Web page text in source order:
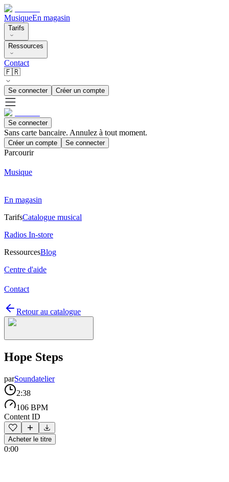
MusiqueEn magasin
Tarifs
Ressources
Contact
🇫🇷
Se connecter Créer un compte
Se connecter
Sans carte bancaire. Annulez à tout moment.
Créer un compte Se connecter
Parcourir
Musique
En magasin
TarifsCatalogue musical
Radios In-store
RessourcesBlog
Centre d'aide
Contact
Retour au catalogue
Hope Steps
parSoundatelier
2:38
106 BPM
Content ID
Acheter le titre
0:00